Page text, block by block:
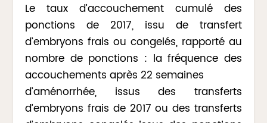
Le taux d’accouchement cumulé des
ponctions de 2017, issu de transfert
d’embryons frais ou congelés, rapporté au
nombre de ponctions : la fréquence des
accouchements après 22 semaines
d’aménorrhée, issus des transferts
d’embryons frais de 2017 ou des transferts